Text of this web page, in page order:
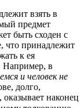
взять в
предмет
быть сходен с
что принадлежит
к ея
Например, в
и человек не
долго,
наконец